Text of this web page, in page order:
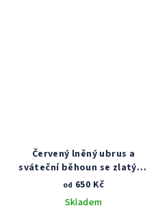
Červený lněný ubrus a
sváteční běhoun se zlatými
hvězdami
od 650 Kč
Skladem